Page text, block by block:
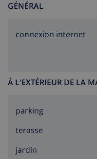
GÉNÉRAL
connexion internet
À L'EXTÉRIEUR DE LA
parking
terasse
jardin